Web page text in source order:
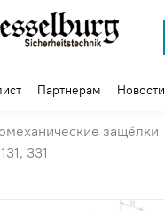
Партнерам Новости
защёлки
331